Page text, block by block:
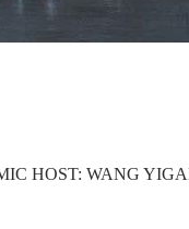
HOST: WANG